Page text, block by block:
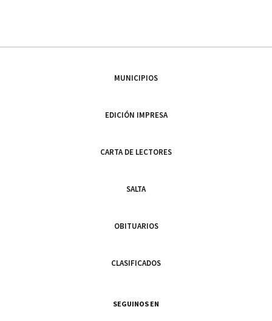
MUNICIPIOS
EDICIÓN IMPRESA
CARTA DE LECTORES
SALTA
OBITUARIOS
CLASIFICADOS
SEGUINOS EN